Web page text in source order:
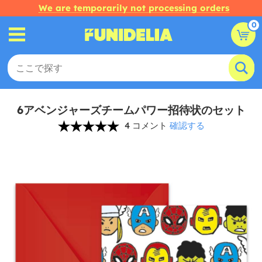
We are temporarily not processing orders
0
6アベンジャーズチームパワー招待状のセット
4 コメント 確認する